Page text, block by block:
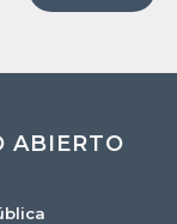
ABIERTO